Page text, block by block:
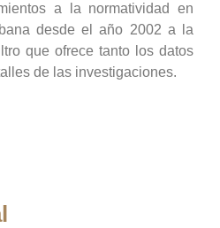
a la normatividad en
desde el año 2002 a la
que ofrece tanto los datos
de las investigaciones.